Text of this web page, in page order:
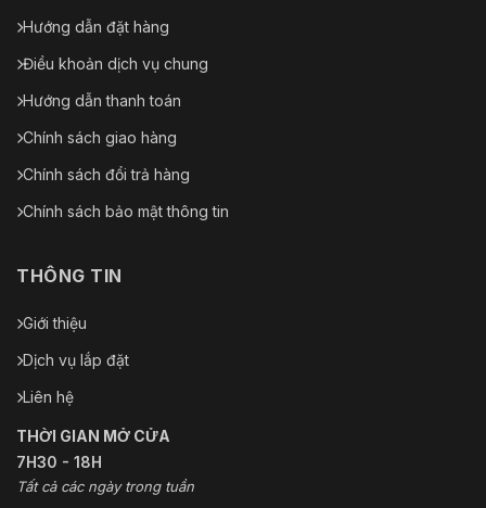
Hướng dẫn đặt hàng
Điều khoản dịch vụ chung
Hướng dẫn thanh toán
Chính sách giao hàng
Chính sách đổi trả hàng
Chính sách bảo mật thông tin
THÔNG TIN
Giới thiệu
Dịch vụ lắp đặt
Liên hệ
THỜI GIAN MỞ CỬA
7H30 - 18H
Tất cả các ngày trong tuần